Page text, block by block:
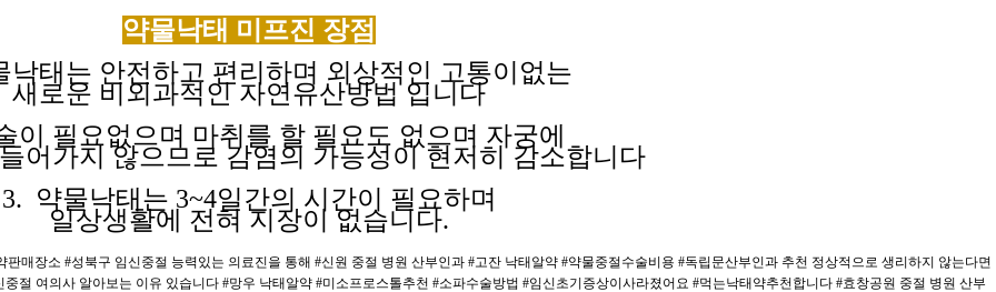
약물낙태 미프진 장점
낙태는 안전하고 편리하며 외상적인 고통이없는
새로운 비외과적인자연유산방법입니다
이 필요없으며 마취를 할 필요도 없으며 자궁에
들어가지 않으므로 감염의 가능성이현저히감소합니다
3. 약물낙태는 3~4일간의 시간이 필요하며
일상생활에 전혀 지장이 없습니다.
판매장소 #성북구 임신중절 능력있는 의료진을 통해 #신원 중절 병원 산부인과 #고잔 낙태알약 #약물중절수술비용 #독립문산부인과 추천 정상적으로 생리하지 않는다면
중절 여의사 알아보는 이유 있습니다 #망우 낙태알약 #미소프로스톨추천 #소파수술방법 #임신초기증상이사라졌어요 #먹는낙태약추천합니다 #효창공원 중절 병원 산부